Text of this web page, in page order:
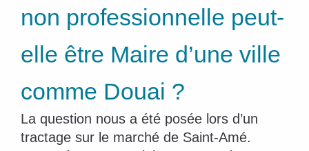
non professionnelle peut-
elle être Maire d’une ville
comme Douai ?
La question nous a été posée lors d’un
tractage sur le marché de Saint-Amé.